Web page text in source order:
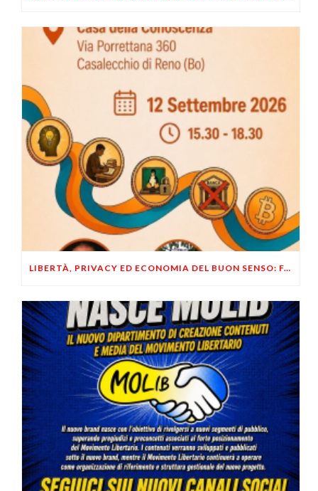
LIBERTÀ, PRIVACY ED ECONOMIA DEL BUON SENSO: FACCO E MUSUMECI A CASALECCHIO DI RENO (BO)